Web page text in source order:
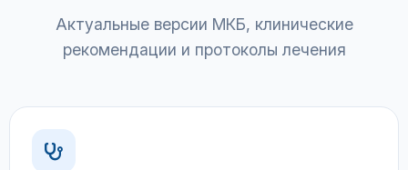
Актуальные версии МКБ, клинические
рекомендации и протоколы лечения